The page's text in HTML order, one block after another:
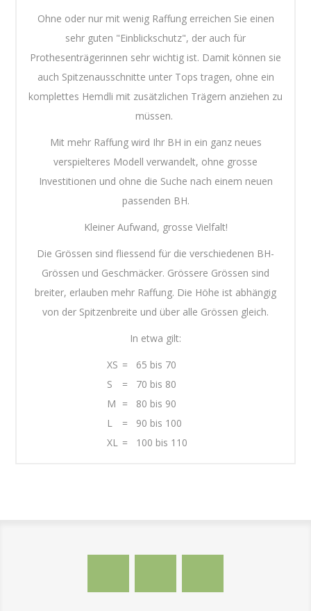
Ohne oder nur mit wenig Raffung erreichen Sie einen
sehr guten "Einblickschutz", der auch für
Prothesenträgerinnen sehr wichtig ist. Damit können sie
auch Spitzenausschnitte unter Tops tragen, ohne ein
komplettes Hemdli mit zusätzlichen Trägern anziehen zu
müssen.
Mit mehr Raffung wird Ihr BH in ein ganz neues
verspielteres Modell verwandelt, ohne grosse
Investitionen und ohne die Suche nach einem neuen
passenden BH.
Kleiner Aufwand, grosse Vielfalt!
Die Grössen sind fliessend für die verschiedenen BH-
Grössen und Geschmäcker. Grössere Grössen sind
breiter, erlauben mehr Raffung. Die Höhe ist abhängig
von der Spitzenbreite und über alle Grössen gleich.
In etwa gilt:
XS =
65 bis 70
S
=
70 bis 80
M =
80 bis 90
L
=
90 bis 100
XL = 100 bis 110